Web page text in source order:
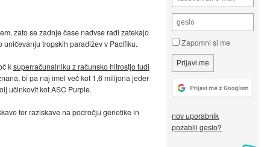
Zapomni si me
nov uporabnik
pozabili geslo?
zato se zadnje čase nadvse radi zatekajo
tropskih paradižev v Pacifiku.
ksuperračunalniku z računsko hitrostjo tudi
bi pa naj imel več kot 1,6 milijona jeder
učinkovit kot ASC Purple.
ter raziskave na področju genetike in